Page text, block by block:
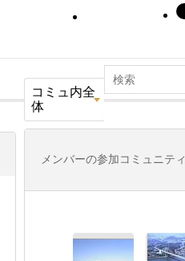
コミュ内全
体
メンバーの参加コミュニティ